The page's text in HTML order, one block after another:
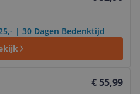
| 30 Dagen Bedenktijd
€ 55,99